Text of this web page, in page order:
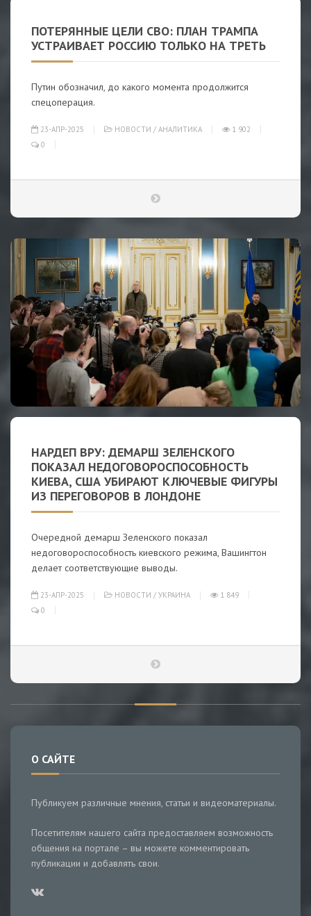
ПОТЕРЯННЫЕ ЦЕЛИ СВО: ПЛАН ТРАМПА
УСТРАИВАЕТ РОССИЮ ТОЛЬКО НА ТРЕТЬ
Путин обозначил, до какого момента продолжится
спецоперация.
23-АПР-2025 НОВОСТИ / АНАЛИТИКА
1 902
0
НАРДЕП ВРУ: ДЕМАРШ ЗЕЛЕНСКОГО
ПОКАЗАЛ НЕДОГОВОРОСПОСОБНОСТЬ
КИЕВА, США УБИРАЮТ КЛЮЧЕВЫЕ ФИГУРЫ
ИЗ ПЕРЕГОВОРОВ В ЛОНДОНЕ
Очередной демарш Зеленского показал
недоговороспособность киевского режима, Вашингтон
делает соответствующие выводы.
23-АПР-2025 НОВОСТИ / УКРАИНА
1 849
0
О САЙТЕ
Публикуем различные мнения, статьи и видеоматериалы.
Посетителям нашего сайта предоставляем возможность
общения на портале – вы можете комментировать
публикации и добавлять свои.